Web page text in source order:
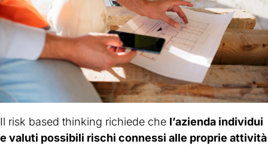
Il risk based thinking richiede che l’azienda individui
e valuti possibili rischi connessi alle proprie attività